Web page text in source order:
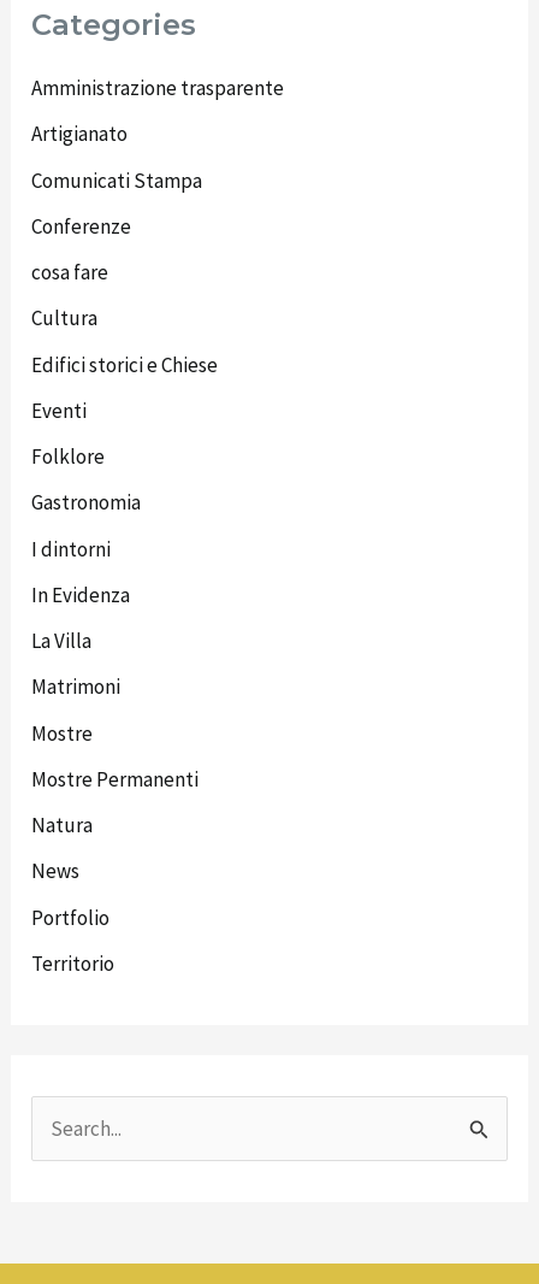
Categories
Amministrazione trasparente
Artigianato
Comunicati Stampa
Conferenze
cosa fare
Cultura
Edifici storici e Chiese
Eventi
Folklore
Gastronomia
I dintorni
In Evidenza
La Villa
Matrimoni
Mostre
Mostre Permanenti
Natura
News
Portfolio
Territorio
c